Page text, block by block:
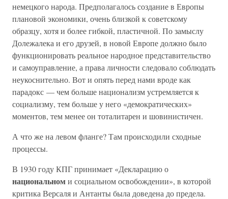
немецкого народа. Предполагалось создание в Европы
плановой экономики, очень близкой к советскому
образцу, хотя и более гибкой, пластичной. По замыслу
Долежалека и его друзей, в новой Европе должно было
функционировать реальное народное представительство
и самоуправление, а права личности следовало соблюдать
неукоснительно. Вот и опять перед нами вроде как
парадокс — чем больше национализм устремляется к
социализму, тем больше у него «демократических»
моментов, тем менее он тоталитарен и шовинистичен.
А что же на левом фланге? Там происходили сходные
процессы.
В 1930 году КПГ принимает «Декларацию о
национальноми социальном освобождении», в которой
критика Версаля и Антанты была доведена до предела.